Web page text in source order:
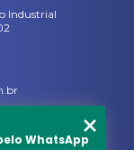
Industrial
WhatsApp